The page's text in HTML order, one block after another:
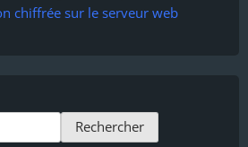
chiffrée sur le serveur web
Rechercher